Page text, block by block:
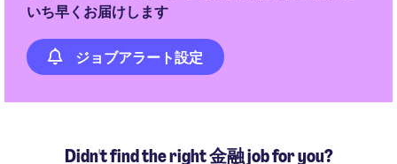
いち早くお届けします
ジョブアラート設定
Didn't find the right 金融 job for you?